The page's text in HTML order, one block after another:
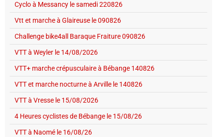
Cyclo à Messancy le samedi 220826
Vtt et marche à Glaireuse le 090826
Challenge bike4all Baraque Fraiture 090826
VTT à Weyler le 14/08/2026
VTT+ marche crépusculaire à Bébange 140826
VTT et marche nocturne à Arville le 140826
VTT à Vresse le 15/08/2026
4 Heures cyclistes de Bébange le 15/08/26
VTT à Naomé le 16/08/26